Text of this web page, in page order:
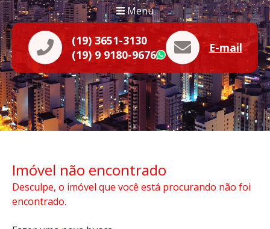
Menu
(19) 3651-3130
(19) 9 9180-9676
WhatsApp
E-mail
Imóvel não encontrado
Desculpe, o imóvel que você está procurando não foi
encontrado.